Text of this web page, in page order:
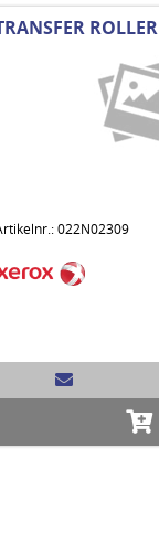
ROLLER
022N02309